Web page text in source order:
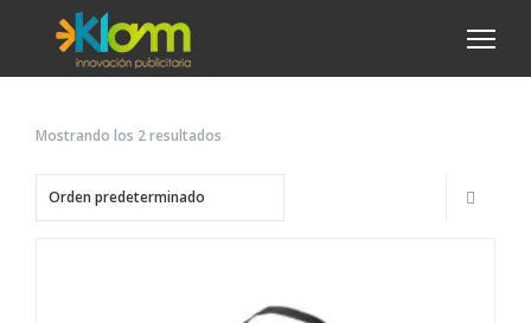
Mostrando los 2 resultados